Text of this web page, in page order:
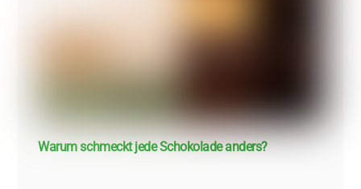
Warum schmeckt jede Schokolade anders?